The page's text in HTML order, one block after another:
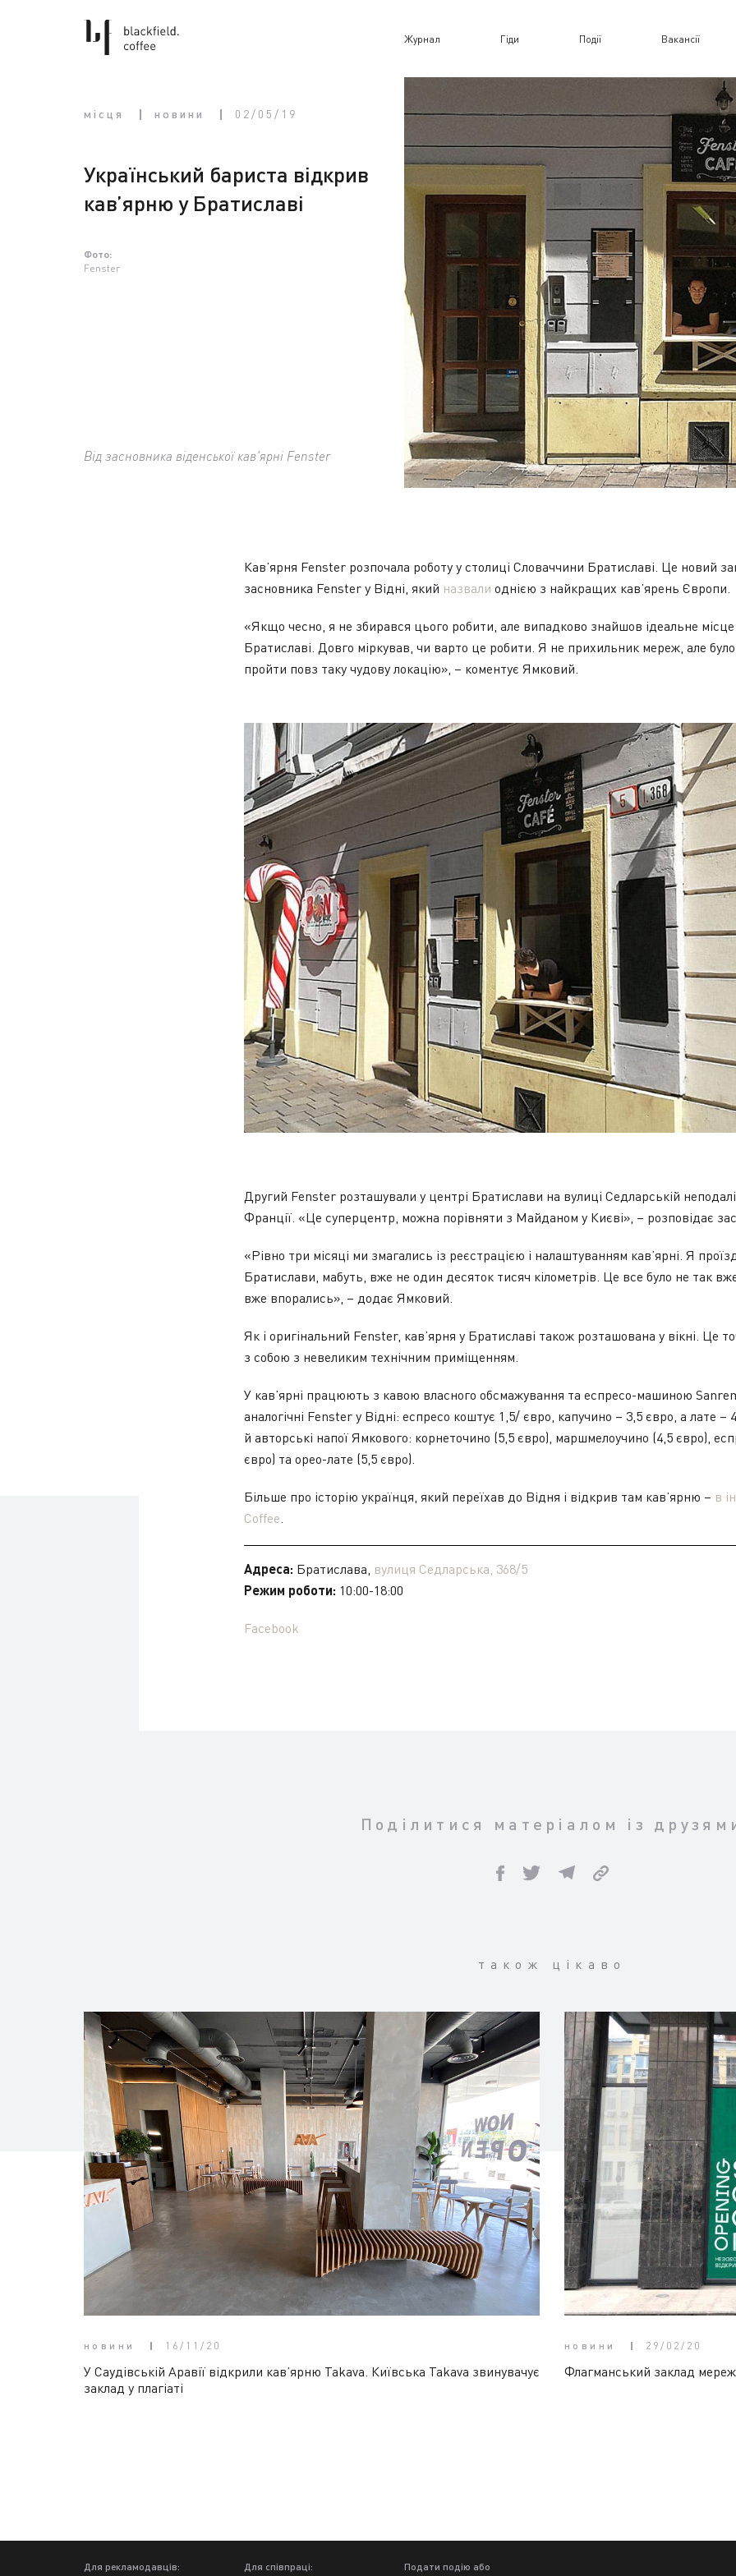
Журнал Гіди Події Вакансії
місця новини 02/05/19
Український бариста відкрив
кав’ярню у Братиславі
Фото:
Fenster
Від засновника віденської кав'ярні Fenster
Кав’ярня Fenster розпочала роботу у столиці Словаччини Братиславі. Це новий
засновника Fenster у Відні, який назвали однією з найкращих кав’ярень Європи.
«Якщо чесно, я не збирався цього робити, але випадково знайшов ідеальне
Братиславі. Довго міркував, чи варто це робити. Я не прихильник мереж, але
пройти повз таку чудову локацію», – коментує Ямковий.
Другий Fenster розташували у центрі Братислави на вулиці Седларській
Франції. «Це суперцентр, можна порівняти з Майданом у Києві», – розповідає
«Рівно три місяці ми змагались із реєстрацією і налаштуванням кав’ярні. Я
Братислави, мабуть, вже не один десяток тисяч кілометрів. Це все було не так
вже впорались», – додає Ямковий.
Як і оригінальний Fenster, кав’ярня у Братиславі також розташована у вікні. Це
з собою з невеликим технічним приміщенням.
У кав’ярні працюють з кавою власного обсмажування та еспресо-машиною
аналогічні Fenster у Відні: еспресо коштує 1,5/ євро, капучино – 3,5 євро, а лате –
й авторські напої Ямкового: корнеточино (5,5 євро), маршмелоучино (4,5 євро),
євро) та орео-лате (5,5 євро).
Більше про історію українця, який переїхав до Відня і відкрив там кав’ярню – в
Coffee.
Адреса: Братислава, вулиця Седларська, 368/5
Режим роботи: 10:00-18:00
Facebook
Поділитися матеріалом із
також цікаво
новини 16/11/20
У Саудівській Аравії відкрили кав’ярню Takava. Київська Takava звинувачує
заклад у плагіаті
новини 29/02/20
Флагманський заклад
Для рекламодавців: Для співпраці: Подати подію або